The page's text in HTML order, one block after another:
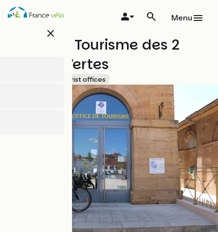
Overslaan
en
close
Menu
Office de Tourisme des 2
Vallées Vertes
Tourist offices